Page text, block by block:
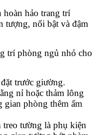
hoàn hảo trang trí
tượng, nổi bật và đậm
trí phòng ngủ nhỏ cho
trước giường.
nỉ hoặc thảm lông
gian phòng thêm ấm
treo tường là phụ kiện